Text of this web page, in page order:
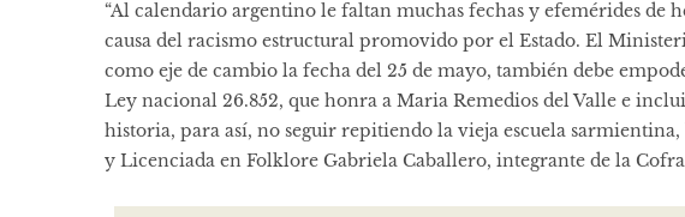
“Al calendario argentino le faltan muchas fechas y efemérides de
causa del racismo estructural promovido por el Estado. El
como eje de cambio la fecha del 25 de mayo, también debe
Ley nacional 26.852, que honra a Maria Remedios del Valle e
historia, para así, no seguir repitiendo la vieja escuela
y Licenciada en Folklore Gabriela Caballero, integrante de la